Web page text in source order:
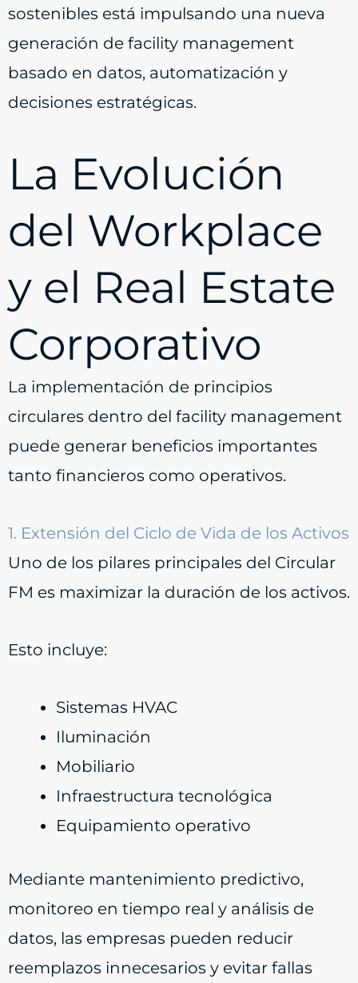
sostenibles está impulsando una nueva
generación de facility management
basado en datos, automatización y
decisiones estratégicas.
La Evolución
del Workplace
y el Real Estate
Corporativo
La implementación de principios
circulares dentro del facility management
puede generar beneficios importantes
tanto financieros como operativos.
1. Extensión del Ciclo de Vida de los Activos
Uno de los pilares principales del Circular
FM es maximizar la duración de los activos.
Esto incluye:
Sistemas HVAC
Iluminación
Mobiliario
Infraestructura tecnológica
Equipamiento operativo
Mediante mantenimiento predictivo,
monitoreo en tiempo real y análisis de
datos, las empresas pueden reducir
reemplazos innecesarios y evitar fallas